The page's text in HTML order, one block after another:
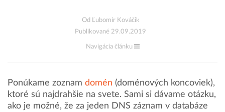
Od Ľubomír Kováčik
Publikované 29.09.2019
Navigácia článku
Ponúkame zoznam domén (doménových koncoviek),
ktoré sú najdrahšie na svete. Sami si dávame otázku,
ako je možné, že za jeden DNS záznam v databáze